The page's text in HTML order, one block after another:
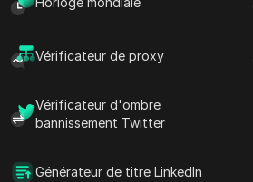
Vérificateur de proxy
Vérificateur d'ombre
bannissement Twitter
Générateur de titre LinkedIn